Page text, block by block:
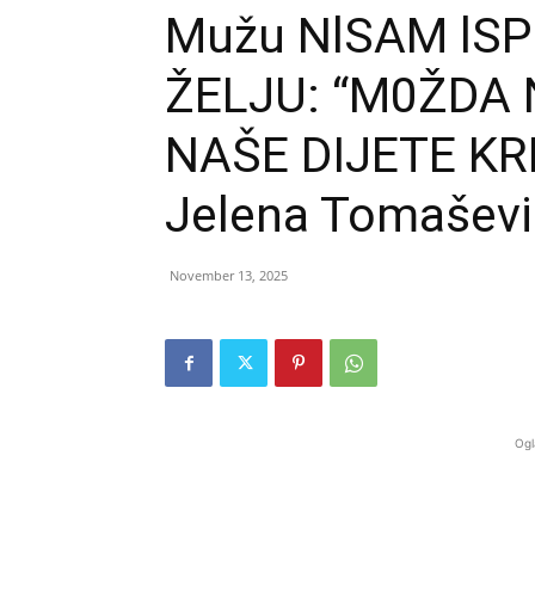
Mužu NlSAM
ŽELJU: “M0ŽDA
NAŠE DIJETE
Jelena
November 13, 2025